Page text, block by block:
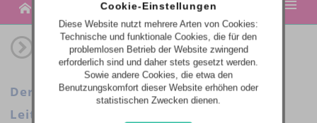
MESSETERMINE
AZUBITAGE-PLUS | JOB- & BILDUNGSANGEBOTE
WEBCODE-EINGABE
Der Einstieg ins Berufsleben. Unsere
Leitmessen für Berufsorientierung und
Cookie-Einstellungen
Diese Website nutzt mehrere Arten von Cookies:
Technische und funktionale Cookies, die für den
problemlosen Betrieb der Website zwingend
erforderlich sind und daher stets gesetzt werden.
Sowie andere Cookies, die etwa den
Benutzungskomfort dieser Website erhöhen oder
statistischen Zwecken dienen.